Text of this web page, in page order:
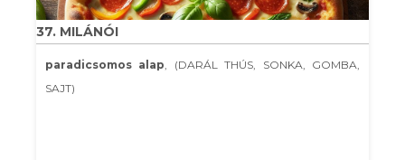
37. MILÁNÓI
paradicsomos alap, (DARÁL THÚS, SONKA, GOMBA,
SAJT)